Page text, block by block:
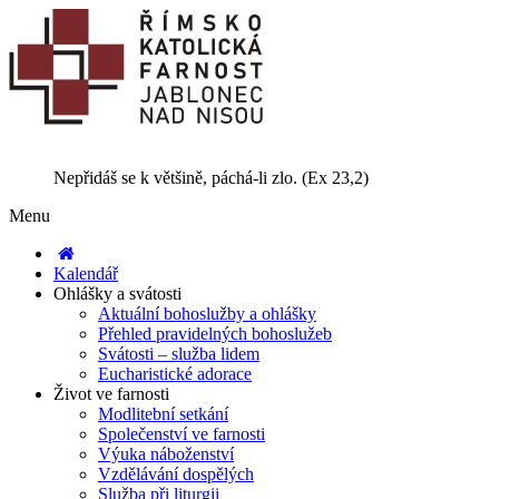
Nepřidáš se k většině, páchá-li zlo. (Ex 23,2)
Menu
Kalendář
Ohlášky a svátosti
Aktuální bohoslužby a ohlášky
Přehled pravidelných bohoslužeb
Svátosti – služba lidem
Eucharistické adorace
Život ve farnosti
Modlitební setkání
Společenství ve farnosti
Výuka náboženství
Vzdělávání dospělých
Služba při liturgii